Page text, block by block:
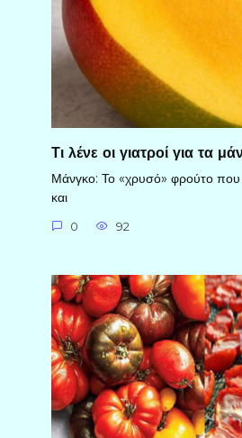
Τι λένε οι γιατροί για τα
Μάνγκο: Το «χρυσό» φρούτο που
και
0 92